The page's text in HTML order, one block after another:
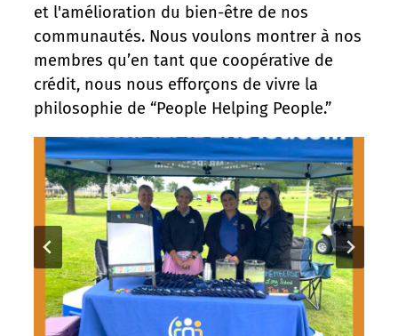
et l'amélioration du bien-être de nos
communautés. Nous voulons montrer à nos
membres qu’en tant que coopérative de
crédit, nous nous efforçons de vivre la
philosophie de “People Helping People.”